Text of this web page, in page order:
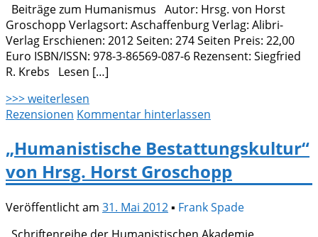
Beiträge zum Humanismus Autor: Hrsg. von Horst
Groschopp Verlagsort: Aschaffenburg Verlag: Alibri-
Verlag Erschienen: 2012 Seiten: 274 Seiten Preis: 22,00
Euro ISBN/ISSN: 978-3-86569-087-6 Rezensent: Siegfried
R. Krebs Lesen […]
>>> weiterlesen
Rezensionen Kommentar hinterlassen
„Humanistische Bestattungskultur“
von Hrsg. Horst Groschopp
Veröffentlicht am 31. Mai 2012▪ Frank Spade
Schriftenreihe der Humanistischen Akademie